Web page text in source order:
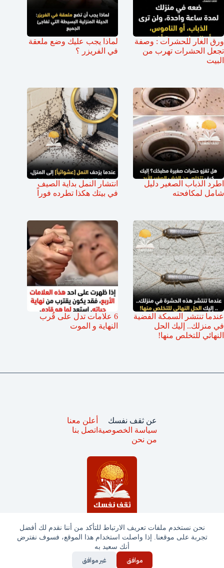
نحن نستخدم ملفات تعريف الارتباط للتأكد من أننا نقدم لك أفضل
تجربة على موقعنا. إذا واصلت استخدام هذا الموقع، فسوف نفترض
أنك سعيد به
موافق غير موافق
ورق الغار للحشرات : وصفة
تجعل الحشرات تهرب من
البيت
لماذا يجب عليك وضع ملعقة
في الفريزر ؟
اطرد الذباب الصغير دليل
شامل لمكافحته
انتشار النمل بداية الصيف
في بيتك هكذا تطرده فوراً
عندما تنتشر السمكة الفضية
في منزلك.. إليك الحل
النهائي للتخلص منها!
6 علامات تدل على قُرب
النهاية و الموت
جميع الحقوق محفوظة © ثقف نفسك 2025
عن ثقف نفسك
سياسة الخصوصية
من نحن
أعلن معنا
اتصل بنا